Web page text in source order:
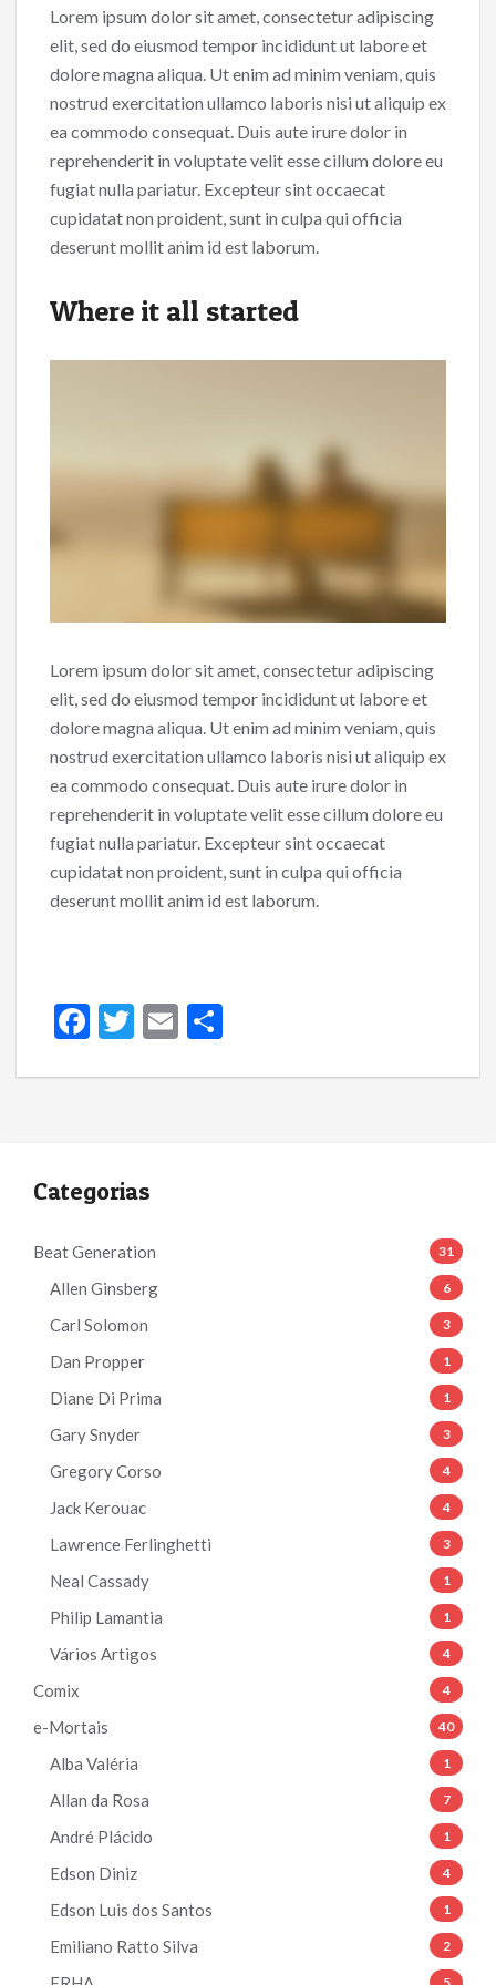
e
b
o
o
k
itt
er
ai
l
ar
e
Lorem ipsum dolor sit amet, consectetur adipiscing
elit, sed do eiusmod tempor incididunt ut labore et
dolore magna aliqua. Ut enim ad minim veniam, quis
nostrud exercitation ullamco laboris nisi ut aliquip ex
ea commodo consequat. Duis aute irure dolor in
reprehenderit in voluptate velit esse cillum dolore eu
fugiat nulla pariatur. Excepteur sint occaecat
cupidatat non proident, sunt in culpa qui officia
deserunt mollit anim id est laborum.
Where it all started
Lorem ipsum dolor sit amet, consectetur adipiscing
elit, sed do eiusmod tempor incididunt ut labore et
dolore magna aliqua. Ut enim ad minim veniam, quis
nostrud exercitation ullamco laboris nisi ut aliquip ex
ea commodo consequat. Duis aute irure dolor in
reprehenderit in voluptate velit esse cillum dolore eu
fugiat nulla pariatur. Excepteur sint occaecat
cupidatat non proident, sunt in culpa qui officia
deserunt mollit anim id est laborum.
F
e
o
T
itt
E
ai ar
Categorias
Beat Generation 31
Allen Ginsberg 6
Carl Solomon 3
Dan Propper 1
Diane Di Prima 1
Gary Snyder 3
Gregory Corso 4
Jack Kerouac 4
Lawrence Ferlinghetti 3
Neal Cassady 1
Philip Lamantia 1
Vários Artigos 4
Comix 4
e-Mortais 40
Alba Valéria 1
Allan da Rosa 7
André Plácido 1
Edson Diniz 4
Edson Luis dos Santos 1
Emiliano Ratto Silva 2